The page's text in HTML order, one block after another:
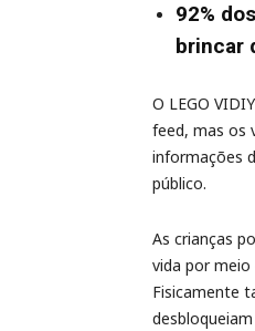
92%
brincar
O LEGO
feed, mas os
informações
público.
As crianças
vida por meio
Fisicamente